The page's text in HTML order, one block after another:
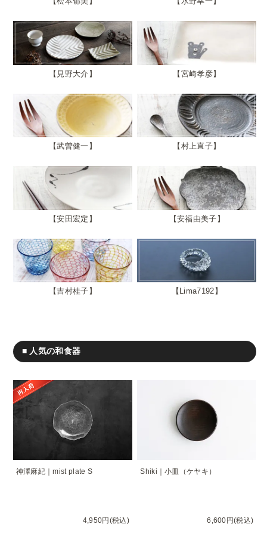
見野大介 宮崎孝彦
武曽健一 村上直子
安田宏定 安福由美子
吉村桂子 Lima7192
■ 人気の和食器
神澤麻紀｜mist plate S
4,950円(税込)
Shiki｜小皿（ケヤキ）
6,600円(税込)